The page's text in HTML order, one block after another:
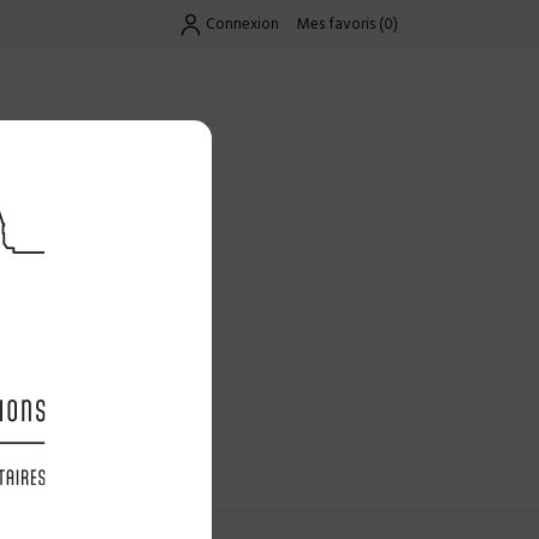
Connexion Mes favoris(0)